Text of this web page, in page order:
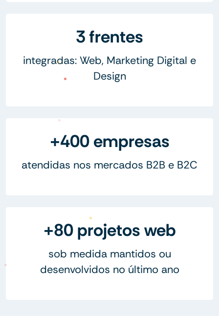
3 frentes
integradas: Web, Marketing Digital e
Design
+400 empresas
atendidas nos mercados B2B e B2C
+80 projetos web
sob medida mantidos ou
desenvolvidos no último ano